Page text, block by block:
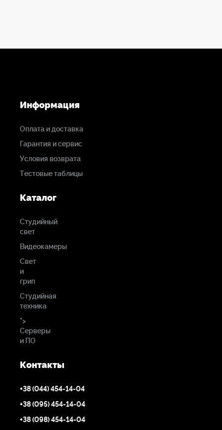
Информация
Оплата и доставка
Гарантия и сервис
Условия возврата
Тестовые таблицы
Каталог
Студийный
свет
Видеокамеры
Свет
и
грип
Студийная
техника
">
Серверы
и ПО
Контакты
+38 (044) 454-14-04
+38 (095) 454-14-04
+38 (098) 454-14-04